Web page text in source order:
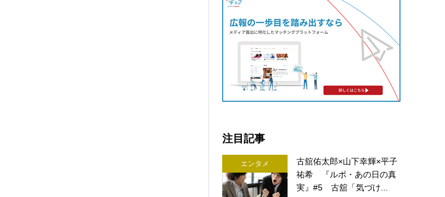
注目記事
エンタメ
古舘佑太郎×山下幸輝×平子
祐希 『ルポ・あの日の真
実』#5 古舘「気づけ...